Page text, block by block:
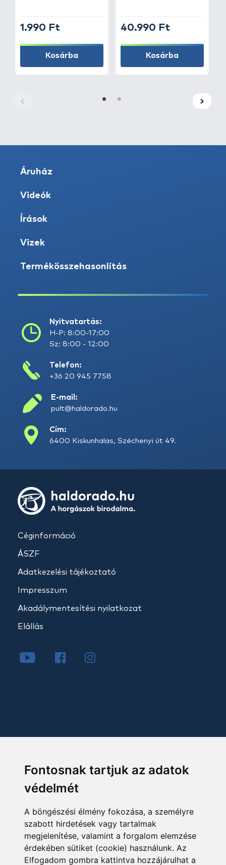
Fontosnak tartjuk az adatok
védelmét
A böngészési élmény fokozása, a személyre
szabott hirdetések vagy tartalmak
megjelenítése, valamint a forgalom elemzése
érdekében sütiket (cookie) használunk. Az
Elfogadom gombra kattintva hozzájárulhat a
1.990 Ft
Kosárba
40.990 Ft
Kosárba
Áruház
Videók
Írások
Vizek
Termékösszehasonlítás
Nyitvatartás:
H-P: 8:00-17:00
Sz: 8:00 - 12:00
Telefon:
+36 20 945 7758
E-mail:
pult@haldorado.hu
Cím:
6400 Kiskunhalas, Széchenyi út 49.
Céginformáció
ÁSZF
Adatkezelési tájékoztató
Impresszum
Akadálymentesítési nyilatkozat
Elállás